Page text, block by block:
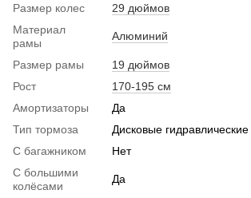
Размер колес
29 дюймов
Материал
рамы
Алюминий
Размер рамы
19 дюймов
Рост
170-195 см
Амортизаторы
Да
Тип тормоза
Дисковые гидравлические
С багажником
Нет
С большими
колёсами
Да